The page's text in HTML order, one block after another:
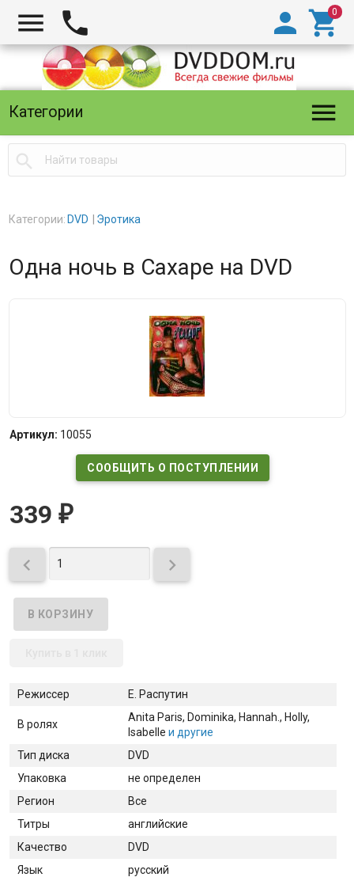
  

Категории 

Категории: DVD Эротика
Одна ночь в Сахаре на DVD
Артикул: 10055
СООБЩИТЬ О ПОСТУПЛЕНИИ
339 ₽
 
Режиссер Е. Распутин
В ролях
Anita Paris, Dominika, Hannah. , Holly,
Isabelle и другие
Тип диска
DVD
Упаковка
не определен
Регион
Все
Титры
английские
Качество
DVD
Язык
русский